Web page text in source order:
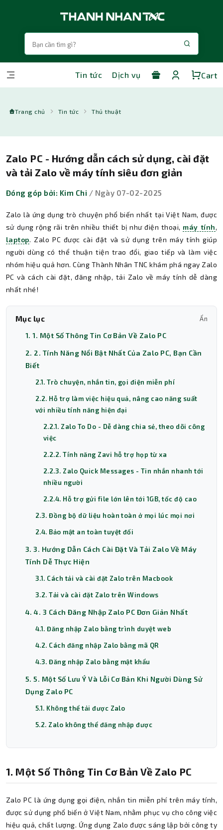
Tin tức Dịch vụ Cart
Trang chủ Tin tức Thủ thuật
Zalo PC - Hướng dẫn cách sử dụng, cài đặt
và tải Zalo về máy tính siêu đơn giản
Đóng góp bởi: Kim Chi / Ngày 07-02-2025
Zalo là ứng dụng trò chuyện phổ biến nhất tại Việt Nam, được
sử dụng rộng rãi trên nhiều thiết bị như điện thoại, máy tính,
laptop. Zalo PC được cài đặt và sử dụng trên máy tính giúp
người dùng có thể thuận tiện trao đổi, giao tiếp và làm việc
nhóm hiệu quả hơn. Cùng Thành Nhân TNC khám phá ngay Zalo
PC và cách cài đặt, đăng nhập, tải Zalo về máy tính dễ dàng
nhất nhé!
Mục lục Ẩn
1. 1. Một Số Thông Tin Cơ Bản Về Zalo PC
2. 2. Tính Năng Nổi Bật Nhất Của Zalo PC, Bạn Cần
Biết
2.1. Trò chuyện, nhắn tin, gọi điện miễn phí
2.2. Hỗ trợ làm việc hiệu quả, nâng cao năng suất
với nhiều tính năng hiện đại
2.2.1. Zalo To Do - Dễ dàng chia sẻ, theo dõi công
việc
2.2.2. Tính năng Zavi hỗ trợ họp từ xa
2.2.3. Zalo Quick Messages - Tin nhắn nhanh tới
nhiều người
2.2.4. Hỗ trợ gửi file lớn lên tới 1GB, tốc độ cao
2.3. Đồng bộ dữ liệu hoàn toàn ở mọi lúc mọi nơi
2.4. Bảo mật an toàn tuyệt đối
3. 3. Hướng Dẫn Cách Cài Đặt Và Tải Zalo Về Máy
Tính Dễ Thực Hiện
3.1. Cách tải và cài đặt Zalo trên Macbook
3.2. Tải và cài đặt Zalo trên Windows
4. 4. 3 Cách Đăng Nhập Zalo PC Đơn Giản Nhất
4.1. Đăng nhập Zalo bằng trình duyệt web
4.2. Cách đăng nhập Zalo bằng mã QR
4.3. Đăng nhập Zalo bằng mật khẩu
5. 5. Một Số Lưu Ý Và Lỗi Cơ Bản Khi Người Dùng Sử
Dụng Zalo PC
5.1. Không thể tải được Zalo
5.2. Zalo không thể đăng nhập được
1. Một Số Thông Tin Cơ Bản Về Zalo PC
Zalo PC là ứng dụng gọi điện, nhắn tin miễn phí trên máy tính,
được sử dụng phổ biến ở Việt Nam, nhằm phục vụ cho công việc
hiệu quả, chất lượng. Ứng dụng Zalo được sáng lập bởi công ty